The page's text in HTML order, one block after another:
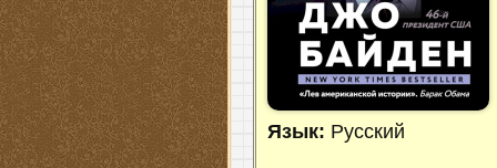
Язык: Русский